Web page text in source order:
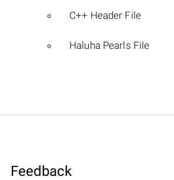
C++ Header File
Haluha Pearls File
Feedback